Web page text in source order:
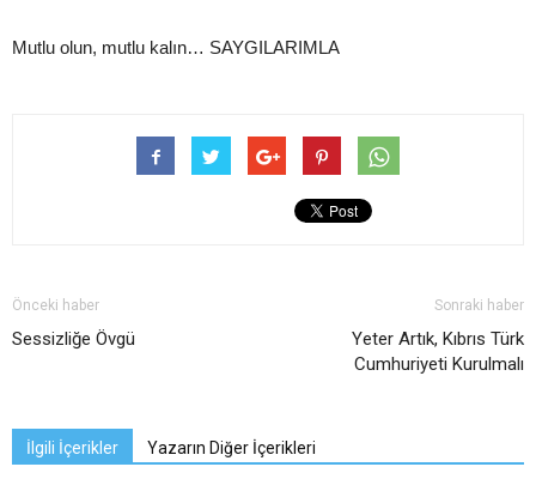
Mutlu olun, mutlu kalın… SAYGILARIMLA
Önceki haber
Sessizliğe Övgü
Sonraki haber
Yeter Artık, Kıbrıs Türk
Cumhuriyeti Kurulmalı
İlgili İçerikler Yazarın Diğer İçerikleri